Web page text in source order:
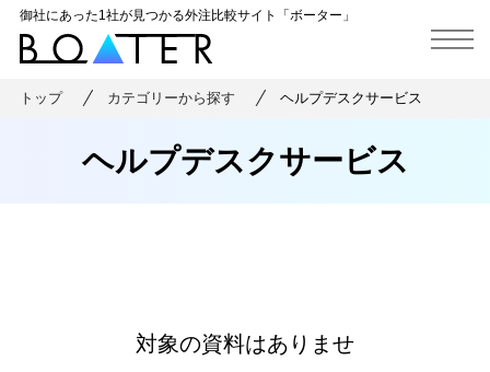
御社にあった1社が見つかる外注比較サイト「ボーター」
トップ カテゴリーから探す ヘルプデスクサービス
ヘルプデスクサービス
対象の資料はありませ